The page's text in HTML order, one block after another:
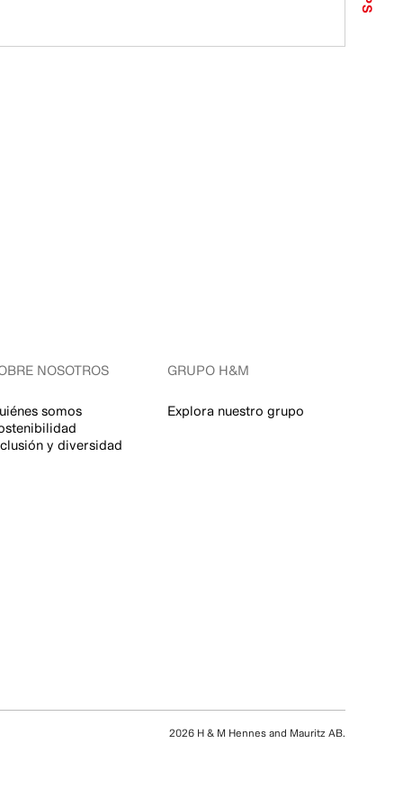
NOSOTROS
somos
y diversidad
GRUPO H&M
Explora nuestro grupo
2026 H & M Hennes and Mauritz AB.